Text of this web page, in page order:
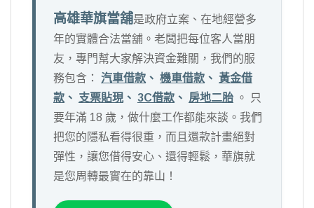
高雄華旗當舖是政府立案、在地經營多
年的實體合法當舖。老闆把每位客人當朋
友，專門幫大家解決資金難關，我們的服
務包含： 汽車借款 、 機車借款 、 黃金借
款 、 支票貼現 、 3C借款 、 房地二胎 。 只
要年滿 18 歲，做什麼工作都能來談。我們
把您的隱私看得很重，而且還款計畫絕對
彈性，讓您借得安心、還得輕鬆，華旗就
是您周轉最實在的靠山！